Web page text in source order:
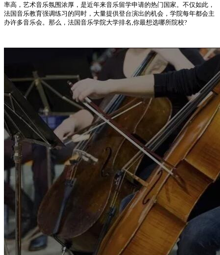
率高，艺术音乐氛围浓厚，是近年来音乐留学申请的热门国家。不仅如此，
法国音乐教育强调练习的同时，大量提供登台演出的机会，学院每年都会主
办许多音乐会。那么，法国音乐学院大学排名,你最想选哪所院校?